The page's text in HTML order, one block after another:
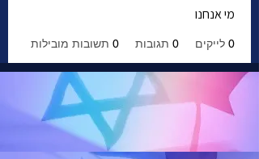
מי אנחנו
0 לייקים 0 תגובות 0 תשובות מובילות